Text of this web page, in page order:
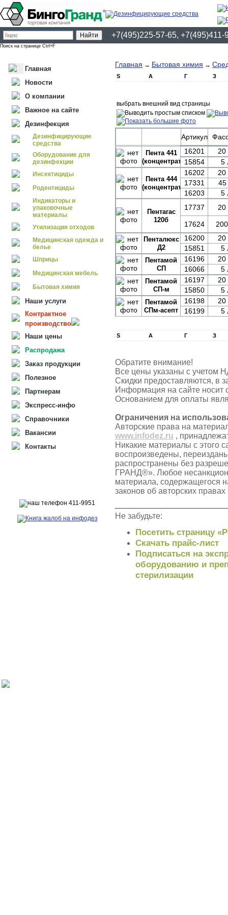
+7(495)225-57-65, +7(495)411-
Поиск на странице Ctrl+F
Главная
Новости
О компании
Важное на сайте
Дезинфекция
Дезинфицирующие
средства
Оборудование для
дезинфекции
Инсектициды
Родентициды
Индикаторы и
упаковочные
материалы
Утилизация отходов
Медицинская одежда и
белье
Шприцы
Медицинская мебель
Бытовая химия
Наши услуги
Контрактное
производство
Наши цены
Распродажа
Заказ продукции
Полезное
Партнерам
Экспресс-инфо
Справочники
Вакансии
Контакты
Главная → Бытовая химия →
S А Г З
выбрать внешний вид страницы
Артикул
Пента 441
(концентрат)
16201
20
15854
5
Пента 444
(концентрат)
16202
20
17331
45
16203
5
Пентагас
120б
17737 20
17624
Пенталюкс
Д2
16200
20
15851
5
Пентамой
СП
16196
20
16066
5
Пентамой
СП-м
16197
20
15850
5
Пентамой
СПм-асепт
16198
20
16199
5
S А Г З
Обратите внимание!
Все цены указаны с учетом
Скидки предоставляются, в
Информация на сайте носит
Основанием для оплаты
Ограничения на
Авторские права на
www.infodez.ru ,
Никакие материалы с этого
воспроизведены,
распространены без
ГРАНД®». Любое
материала, содержащегося
законов об авторских
Не забудьте:
Посетить страницу
Скачать прайс-лист
Подписаться на
оборудованию и
стерилизации